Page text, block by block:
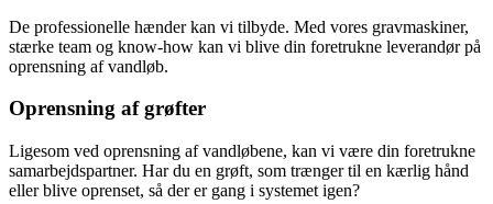
De professionelle hænder kan vi tilbyde. Med vores gravmaskiner,
stærke team og know-how kan vi blive din foretrukne leverandør på
oprensning af vandløb.
Oprensning af grøfter
Ligesom ved oprensning af vandløbene, kan vi være din foretrukne
samarbejdspartner. Har du en grøft, som trænger til en kærlig hånd
eller blive oprenset, så der er gang i systemet igen?